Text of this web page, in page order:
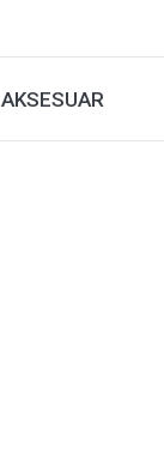
AKSESUAR